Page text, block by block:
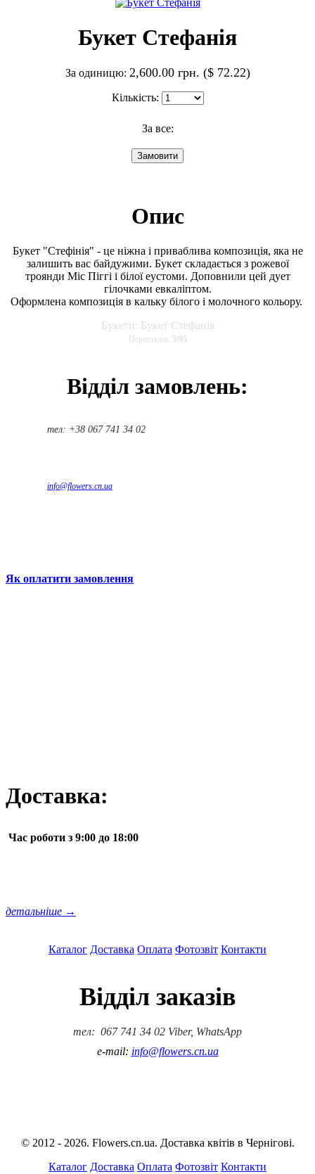
Букет Стефанія
За одиницю: 2,600.00 грн. ($ 72.22)
Кількість:
За все:
Опис
Букет "Стефінія" - це ніжна і приваблива композиція, яка не
залишить вас байдужими. Букет складається з рожевої
троянди Міс Піггі і білої еустоми. Доповнили цей дует
гілочками евкаліптом.
Оформлена композиція в кальку білого і молочного кольору.
Букети: Букет Стефанія
Переглядів: 5/95
Відділ замовлень:
тел: +38 067 741 34 02
info@flowers.cn.ua
Як оплатити замовлення
Доставка:
Час роботи з 9:00 до 18:00
детальніше →
Каталог Доставка Оплата Фотозвіт Контакти
Відділ заказів
тел: 067 741 34 02 Viber, WhatsApp
e-mail: info@flowers.cn.ua
© 2012 - 2026. Flowers.cn.ua. Доставка квітів в Чернігові.
Каталог Доставка Оплата Фотозвіт Контакти